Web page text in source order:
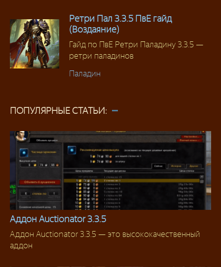
Ретри Пал 3.3.5 ПвЕ гайд
(Воздаяние)
Гайд по ПвЕ Ретри Паладину 3.3.5 —
ретри паладинов
Паладин
ПОПУЛЯРНЫЕ СТАТЬИ:
Аддоны для аукциона
Аддон Auctionator 3.3.5
Аддон Auctionator 3.3.5 — это высококачественный
аддон